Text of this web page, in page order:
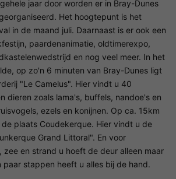
jaar door worden er in Bray-Dunes
Het hoogtepunt is het
in de maand juli. Daarnaast is er ook een
paardenanimatie, oldtimerexpo,
en nog veel meer. In het
op zo'n 6 minuten van Bray-Dunes ligt
"Le Camelus". Hier vindt u 40
dieren zoals lama's, buffels, nandoe's en
ezels en konijnen. Op ca. 15km
plaats Coudekerque. Hier vindt u de
Grand Littoral". En voor
zee en strand u hoeft de deur alleen maar
paar stappen heeft u alles bij de hand.